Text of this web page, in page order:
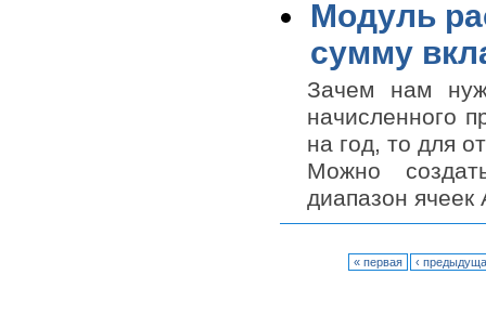
Модуль
сумму
Зачем нам
начисленного
на год, то для
Можно
диапазон
« первая ‹